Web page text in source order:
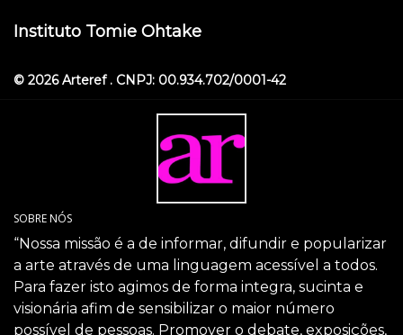
Instituto Tomie Ohtake
© 2026 Arteref . CNPJ: 00.934.702/0001-42
SOBRE NÓS
“Nossa missão é a de informar, difundir e popularizar
a arte através de uma linguagem acessível a todos.
Para fazer isto agimos de forma integra, sucinta e
visionária afim de sensibilizar o maior número
possível de pessoas. Promover o debate, exposições,